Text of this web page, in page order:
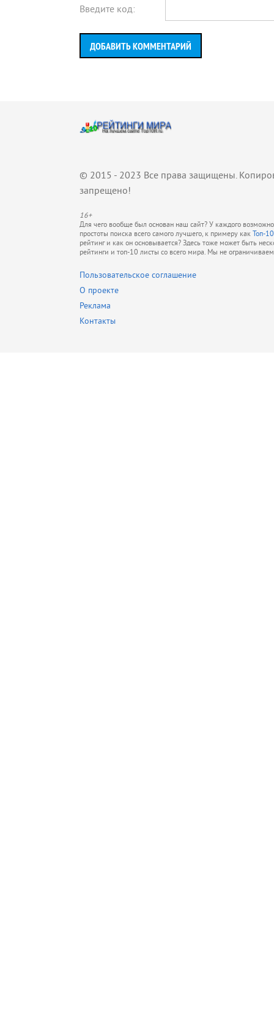
Введите код:
ДОБАВИТЬ КОММЕНТАРИЙ
© 2015 - 2023 Все права защищены.
запрещено!
16+
Для чего вообще был основан наш сайт? У каждого
простоты поиска всего самого лучшего, к примеру как Топ-
рейтинг и как он основывается? Здесь тоже может быть
рейтинги и топ-10 листы со всего мира. Мы не
Пользовательское соглашение
О проекте
Реклама
Контакты